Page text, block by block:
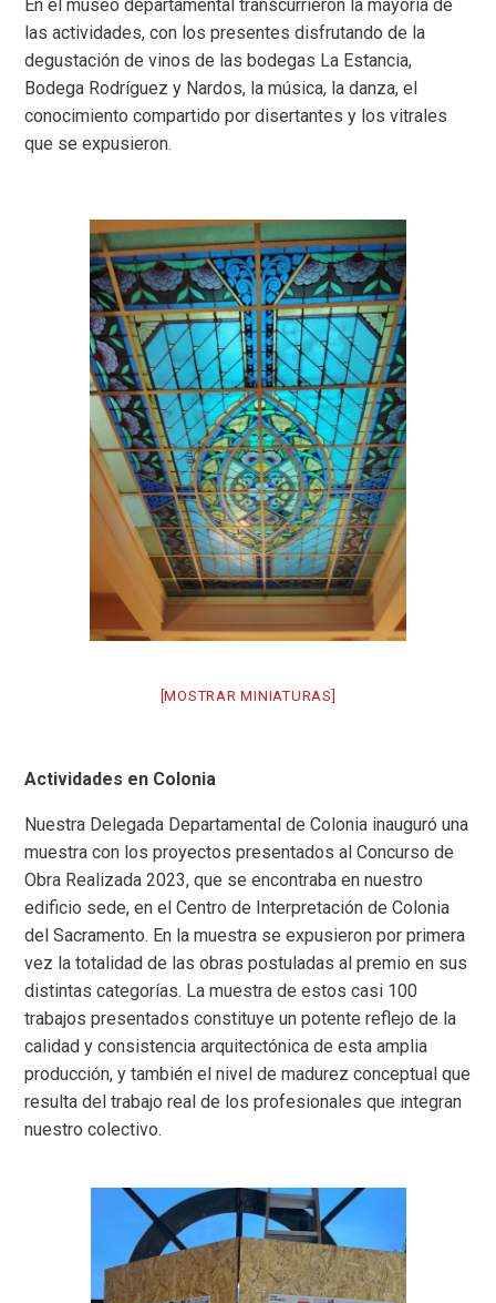
En el museo departamental transcurrieron la mayoría de
las actividades, con los presentes disfrutando de la
degustación de vinos de las bodegas La Estancia,
Bodega Rodríguez y Nardos, la música, la danza, el
conocimiento compartido por disertantes y los vitrales
que se expusieron.
[MOSTRAR MINIATURAS]
Actividades en Colonia
Nuestra Delegada Departamental de Colonia inauguró una
muestra con los proyectos presentados al Concurso de
Obra Realizada 2023, que se encontraba en nuestro
edificio sede, en el Centro de Interpretación de Colonia
del Sacramento. En la muestra se expusieron por primera
vez la totalidad de las obras postuladas al premio en sus
distintas categorías. La muestra de estos casi 100
trabajos presentados constituye un potente reflejo de la
calidad y consistencia arquitectónica de esta amplia
producción, y también el nivel de madurez conceptual que
resulta del trabajo real de los profesionales que integran
nuestro colectivo.